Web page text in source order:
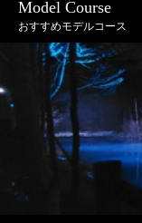
Model Course
おすすめモデルコース